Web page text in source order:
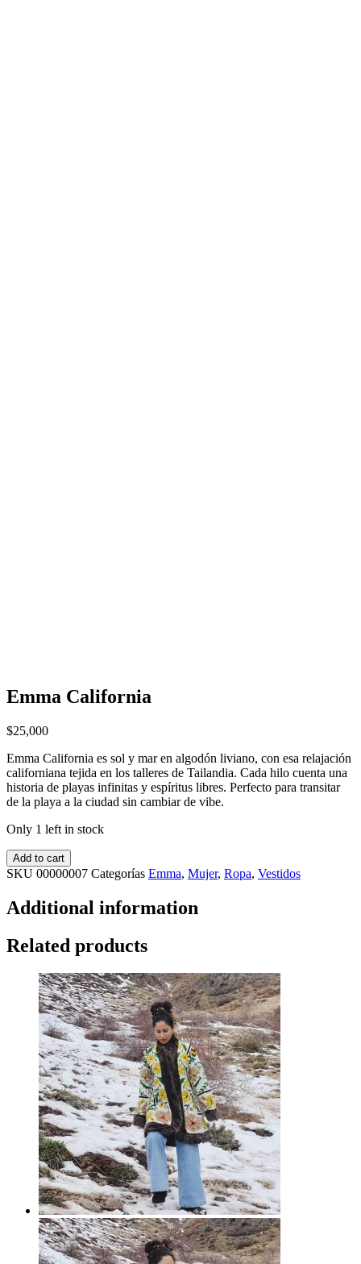
Emma California
$25,000
Emma California es sol y mar en algodón liviano, con esa relajación
californiana tejida en los talleres de Tailandia. Cada hilo cuenta una
historia de playas infinitas y espíritus libres. Perfecto para transitar
de la playa a la ciudad sin cambiar de vibe.
Only 1 left in stock
Add to cart
SKU 00000007 Categorías Emma, Mujer, Ropa, Vestidos
Additional information
Related products